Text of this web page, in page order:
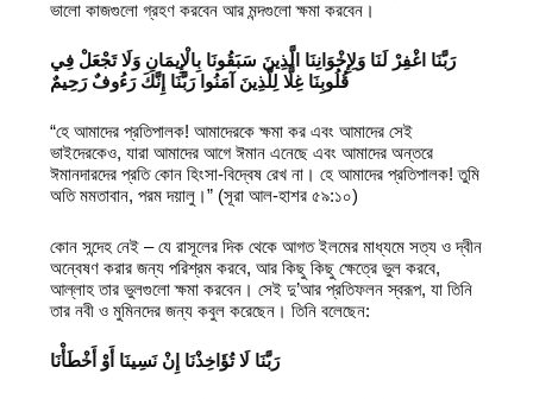
ভালো কাজগুলো গ্রহণ করবেন আর মন্দগুলো ক্ষমা করবেন।
رَبَّنَا اغْفِرْ لَنَا وَلِإِخْوَانِنَا الَّذِينَ سَبَقُونَا بِالْإِيمَانِ وَلَا تَجْعَلْ فِي
قُلُوبِنَا غِلًّا لِلَّذِينَ آمَنُوا رَبَّنَا إِنَّكَ رَءُوفٌ رَحِيمٌ
“হে আমাদের প্রতিপালক! আমাদেরকে ক্ষমা কর এবং আমাদের সেই
ভাইদেরকেও, যারা আমাদের আগে ঈমান এনেছে এবং আমাদের অন্তরে
ঈমানদারদের প্রতি কোন হিংসা-বিদ্বেষ রেখ না। হে আমাদের প্রতিপালক! তুমি
অতি মমতাবান, পরম দয়ালু।” (সূরা আল-হাশর ৫৯:১০)
কোন সন্দেহ নেই – যে রাসূলের দিক থেকে আগত ইলমের মাধ্যমে সত্য ও দ্বীন
অন্বেষণ করার জন্য পরিশ্রম করবে, আর কিছু কিছু ক্ষেত্রে ভুল করবে,
আল্লাহ তার ভুলগুলো ক্ষমা করবেন। সেই দু’আর প্রতিফলন স্বরূপ, যা তিনি
তার নবী ও মুমিনদের জন্য কবুল করেছেন। তিনি বলেছেন:
رَبَّنَا لَا تُؤَاخِذْنَا إِنْ نَسِينَا أَوْ أَخْطَأْنَا